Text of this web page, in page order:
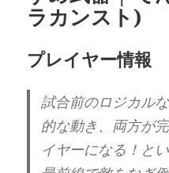
ラカンスト)
プレイヤー情報
試合前のロジカル
的な動き、両方が
イヤーになる！と